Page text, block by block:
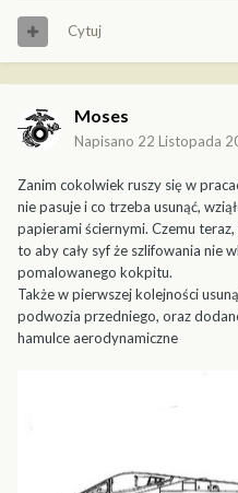
Cytuj
Moses
Napisano 22 Listopada
Zanim cokolwiek ruszy się w
nie pasuje i co trzeba usunąć,
papierami ściernymi. Czemu
to aby cały syf że szlifowania nie
pomalowanego kokpitu.
Także w pierwszej kolejności
podwozia przedniego, oraz
hamulce aerodynamiczne